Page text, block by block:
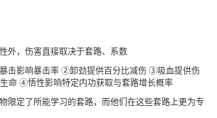
外，伤害直接取决于套路、系数
影响暴击率 ②卸劲提供百分比减伤 ③吸血提供伤
命 ④悟性影响特定内功获取与套路增长概率
限定了所能学习的套路，而他们在这些套路上更为专